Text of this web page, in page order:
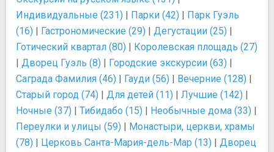
Индивидуальные (231) | Парки (42) | Парк Гуэль
(16) | Гастрономические (29) | Дегустации (25) |
Готический квартал (80) | Королевская площадь (27)
| Дворец Гуэль (8) | Городские экскурсии (63) |
Саграда Фамилия (46) | Гауди (56) | Вечерние (128) |
Старый город (74) | Для детей (11) | Лучшие (142) |
Ночные (37) | Тибидабо (15) | Необычные дома (33) |
Переулки и улицы (59) | Монастыри, церкви, храмы
(78) | Церковь Санта-Мария-дель-Мар (13) | Дворец